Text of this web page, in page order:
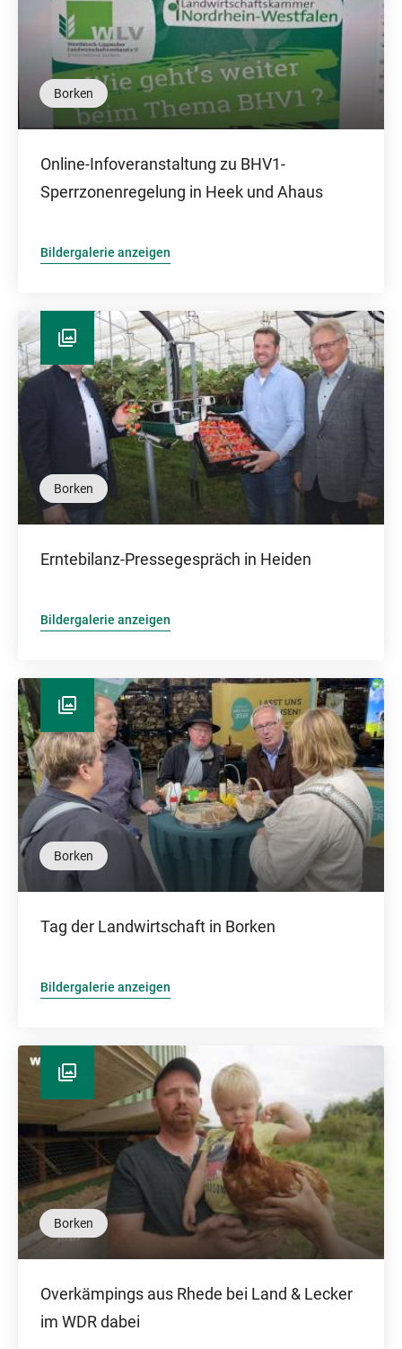
Borken
Online-Infoveranstaltung zu BHV1-
Sperrzonenregelung in Heek und Ahaus
Bildergalerie anzeigen
Borken
Erntebilanz-Pressegespräch in Heiden
Bildergalerie anzeigen
Borken
Tag der Landwirtschaft in Borken
Bildergalerie anzeigen
Borken
Overkämpings aus Rhede bei Land & Lecker
im WDR dabei